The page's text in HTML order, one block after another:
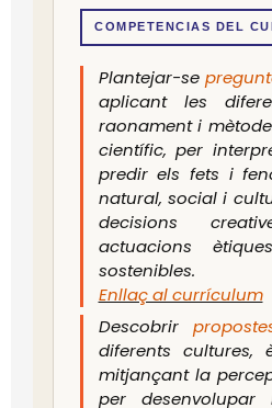
COMPETENCIAS DEL
Plantejar-se
aplicant les
raonament i
científic, per
predir els fets i
natural, social i
decisions
actuacions
sostenibles.
Enllaç al currículum
Descobrir
diferents cultures,
mitjançant la
per